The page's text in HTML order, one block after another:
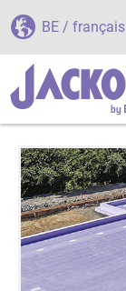
BE / français